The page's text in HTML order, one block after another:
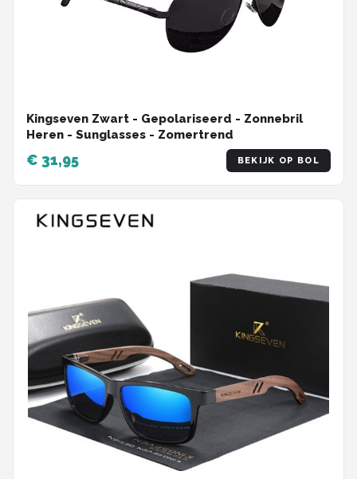
Kingseven Zwart - Gepolariseerd - Zonnebril
Heren - Sunglasses - Zomertrend
€ 31,95 BEKIJK OP BOL